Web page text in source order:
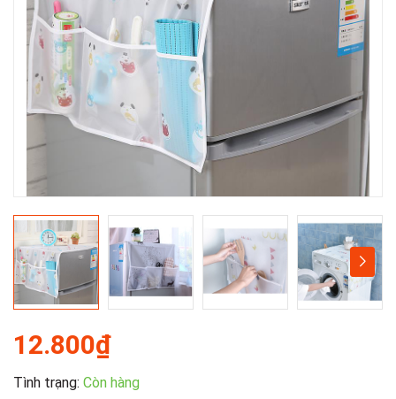
12.800₫
Tình trạng: Còn hàng